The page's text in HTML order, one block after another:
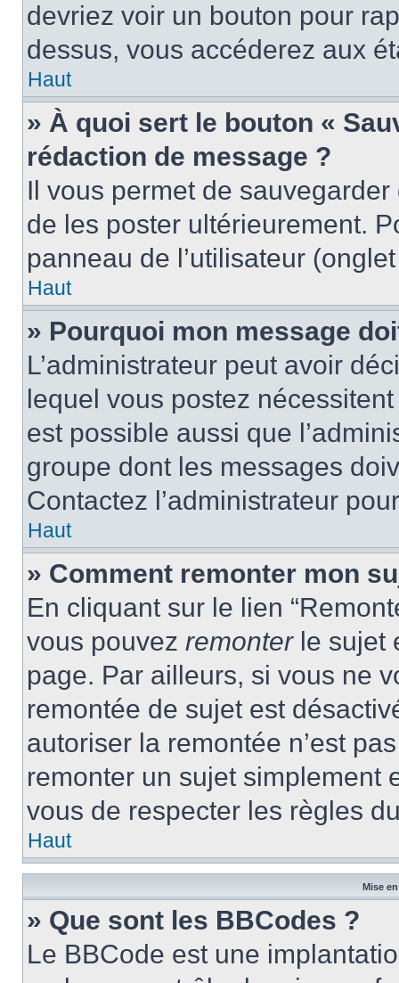
devriez voir un bouton pour
dessus, vous accéderez aux
Haut
» À quoi sert le bouton «
rédaction de message ?
Il vous permet de
de les poster ultérieurement.
panneau de l’utilisateur
Haut
» Pourquoi mon message
L’administrateur peut avoir
lequel vous postez
est possible aussi que
groupe dont les messages
Contactez l’administrateur
Haut
» Comment remonter mon
En cliquant sur le lien
vous pouvez remonterle sujet
page. Par ailleurs, si vous ne
remontée de sujet est
autoriser la remontée n’est
remonter un sujet simplement
vous de respecter les règles
Haut
Mise
» Que sont les BBCodes ?
Le BBCode est une